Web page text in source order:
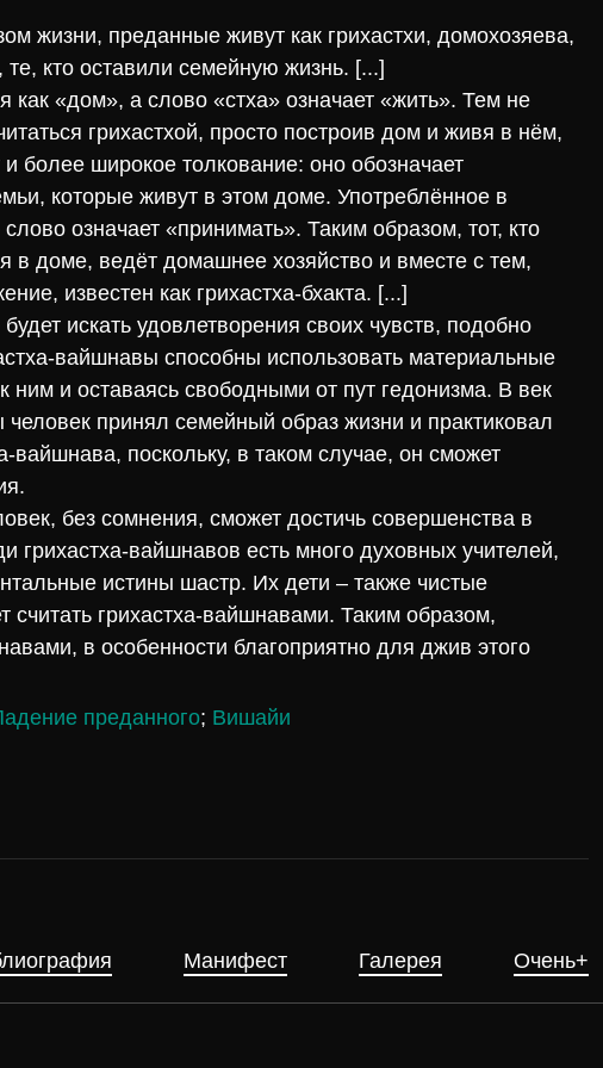
жизни, преданные живут как грихастхи, домохозяева,
те, кто оставили семейную жизнь. [...]
как «дом», а слово «стха» означает «жить». Тем не
грихастхой, просто построив дом и живя в нём,
более широкое толкование: оно обозначает
которые живут в этом доме. Употреблённое в
означает «принимать». Таким образом, тот, кто
в доме, ведёт домашнее хозяйство и вместе с тем,
известен как грихастха-бхакта. [...]
искать удовлетворения своих чувств, подобно
вайшнавы способны использовать материальные
ним и оставаясь свободными от пут гедонизма. В век
человек принял семейный образ жизни и практиковал
вайшнава, поскольку, в таком случае, он сможет
без сомнения, сможет достичь совершенства в
грихастха-вайшнавов есть много духовных учителей,
истины шастр. Их дети – также чистые
считать грихастха-вайшнавами. Таким образом,
в особенности благоприятно для джив этого
преданного; Вишайи
Манифест Галерея Очень+